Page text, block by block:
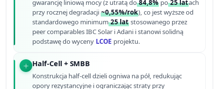
gwarancję liniową mocy (z utratą do84,8% po25 latach
przy rocznej degradacji~0,55%/rok), co jest wyższe od
standardowego minimum25 lat stosowanego przez
peer comparables IBC Solar i Adani i stanowi solidną
podstawę do wyceny LCOE projektu.
Half-Cell + SMBB
Konstrukcja half-cell dzieli ogniwa na pół, redukując
opory rezystancyjne i ograniczając straty przy